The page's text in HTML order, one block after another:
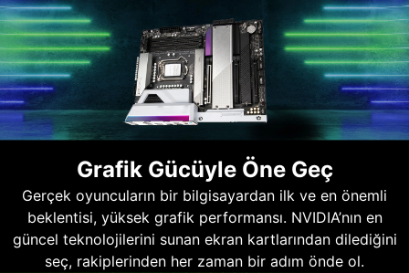
Grafik Gücüyle Öne Geç
Gerçek oyuncuların bir bilgisayardan ilk ve en önemli
beklentisi, yüksek grafik performansı. NVIDIA’nın en
güncel teknolojilerini sunan ekran kartlarından dilediğini
seç, rakiplerinden her zaman bir adım önde ol.